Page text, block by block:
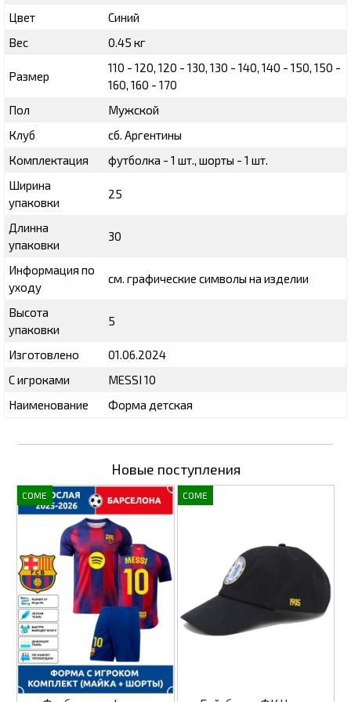
Цвет
Синий
Вес
0.45 кг
Размер
110 - 120, 120 - 130, 130 - 140, 140 - 150, 150 -
160, 160 - 170
Пол
Мужской
Клуб
сб. Аргентины
Комплектация
футболка - 1 шт., шорты - 1 шт.
Ширина
упаковки
25
Длинна
упаковки
30
Информация по
уходу
см. графические символы на изделии
Высота
упаковки
5
Изготовлено
01.06.2024
С игроками
MESSI 10
Наименование
Форма детская
Новые поступления
COME COME